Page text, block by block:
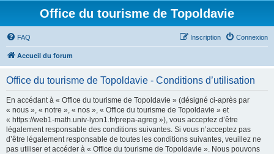
Office du tourisme de Topoldavie
FAQ Connexion
Inscription
Accueil du forum
Office du tourisme de Topoldavie - Conditions d’utilisation
En accédant à « Office du tourisme de Topoldavie » (désigné ci-après par
« nous », « notre », « nos », « Office du tourisme de Topoldavie » et
« https://web1-math.univ-lyon1.fr/prepa-agreg »), vous acceptez d’être
légalement responsable des conditions suivantes. Si vous n’acceptez pas
d’être légalement responsable de toutes les conditions suivantes, veuillez ne
pas utiliser et accéder à « Office du tourisme de Topoldavie ». Nous pouvons